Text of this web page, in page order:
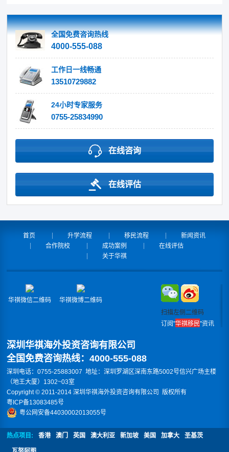
全国免费咨询热线
4000-555-088
工作日一线畅通
13510729882
24小时专家服务
0755-25834990
在线咨询
在线评估
首页 升学流程 移民流程
新闻资讯
合作院校
成功案例
在线评估
关于华祺
华祺微信二维码
华祺微博二维码
扫描左侧二维码
订阅"华祺移民"资讯
深圳华祺海外投资咨询有限公司
全国免费咨询热线：4000-555-088
深圳电话：0755-25883007 地址：深圳罗湖区深南东路5002号信兴广场主楼
（地王大厦）1302~03室
Copyright © 2011-2014 深圳华祺海外投资咨询有限公司 版权所有
粤ICP备13083485号
粤公网安备44030002013055号
热点项目: 香港 澳门 英国 澳大利亚 新加坡 美国 加拿大 圣基茨